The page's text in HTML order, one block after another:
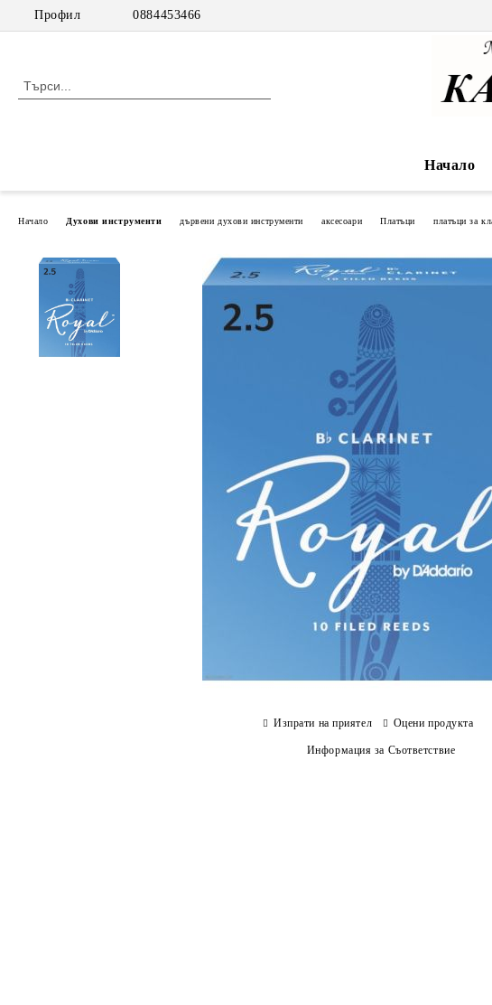
Профил 0884453466
Начало
Начало Духови инструменти дървени духови инструменти аксесоари Платъци платъци за
Изпрати на приятел Оцени продукта
Информация за Съответствие